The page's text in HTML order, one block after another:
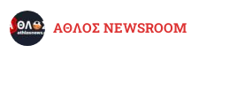
ΑΘΛΟΣ NEWSROOM